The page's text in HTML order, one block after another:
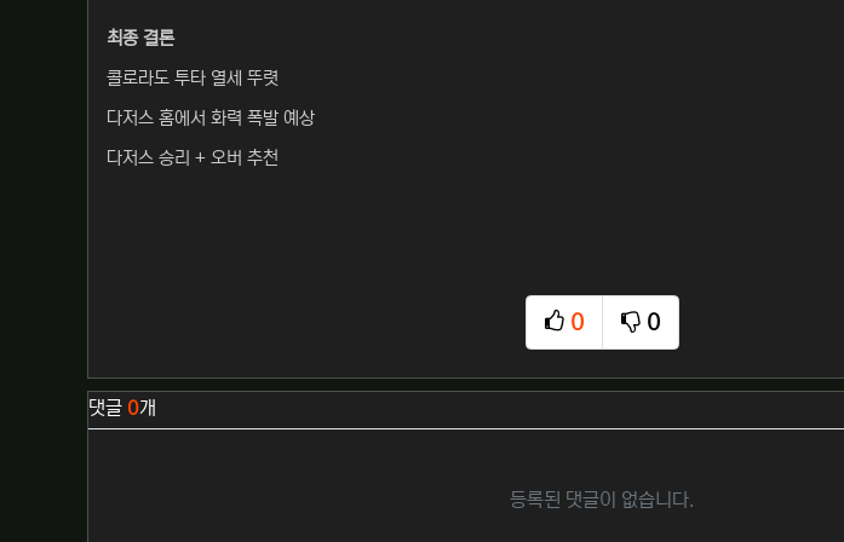
최종 결론
콜로라도 투타 열세 뚜렷
다저스 홈에서 화력 폭발 예상
다저스 승리 + 오버 추천
0
추천
0
비추천
관련자료
댓글 0개
등록된 댓글이 없습니다.